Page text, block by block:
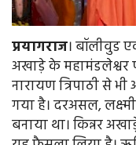
प्रयागराज। बॉलीवुड
अखाड़े के महामंडलेश्वर
नारायण त्रिपाठी से
गया है। दरअसल,
बनाया था। किन्नर